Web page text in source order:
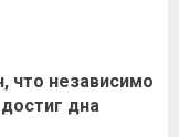
что независимо
дна